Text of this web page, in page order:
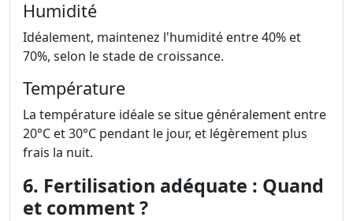
Humidité
Idéalement, maintenez l'humidité entre 40% et
70%, selon le stade de croissance.
Température
La température idéale se situe généralement entre
20°C et 30°C pendant le jour, et légèrement plus
frais la nuit.
6. Fertilisation adéquate : Quand
et comment ?